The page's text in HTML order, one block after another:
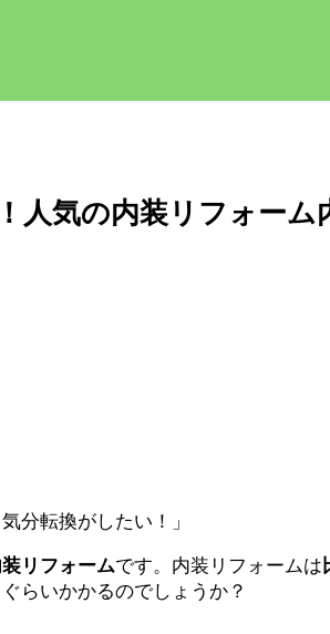
人気の内装リフォーム
分転換がしたい！」
リフォームです。内装リフォームは
らいかかるのでしょうか？